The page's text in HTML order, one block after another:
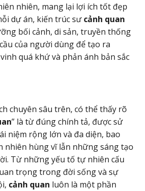
nhiên, mang lại lợi ích tốt đẹp
dự án, kiến trúc sư cảnh quan
bối cảnh, di sản, truyền thống
của người dùng để tạo ra
quá khứ và phản ánh bản sắc
chuyên sâu trên, có thể thấy rõ
” là từ đúng chính tả, được sử
niệm rộng lớn và đa diện, bao
nhiên hùng vĩ lẫn những sáng tạo
Từ những yếu tố tự nhiên cấu
trọng trong đời sống và sự
cảnh quan luôn là một phần